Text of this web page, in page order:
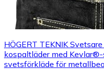
HÖGERT TEKNIK
kospaltläder med
svetsförkläde för